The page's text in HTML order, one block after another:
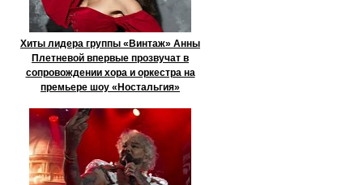
Хиты лидера группы «Винтаж» Анны
Плетневой впервые прозвучат в
сопровождении хора и оркестра на
премьере шоу «Ностальгия»